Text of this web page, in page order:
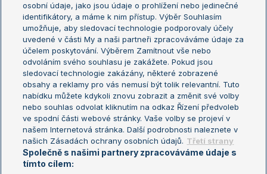
Žebříček WTA (ženy)
Sázkařský žebříček
French Open
Wimbledon
US Open
Turnaj mistrů
Turnaj mistryň
Aktualní trendy
Fotbalové přestupy
Livesport Daily
LS Prague Open
osobní údaje, jako jsou údaje o prohlížení nebo jedinečné
identifikátory, a máme k nim přístup. Výběr Souhlasím
umožňuje, aby sledovací technologie podporovaly účely
uvedené v části My a naši partneři zpracováváme údaje za
účelem poskytování. Výběrem Zamítnout vše nebo
odvoláním svého souhlasu je zakážete. Pokud jsou
sledovací technologie zakázány, některé zobrazené
obsahy a reklamy pro vás nemusí být tolik relevantní. Tuto
nabídku můžete kdykoli znovu zobrazit a změnit své volby
nebo souhlas odvolat kliknutím na odkaz Řízení předvoleb
ve spodní části webové stránky. Vaše volby se projeví v
našem Internetová stránka. Další podrobnosti naleznete v
našich Zásadách ochrany osobních údajů. Třetí strany
Společně s našimi partnery zpracováváme údaje s
tímto cílem: